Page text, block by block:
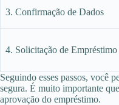
3. Confirmação de Dados
4. Solicitação de Empréstimo
Seguindo esses passos, você
segura. É muito importante
aprovação do empréstimo.